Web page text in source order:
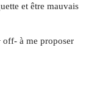
et être mauvais
off- à me proposer